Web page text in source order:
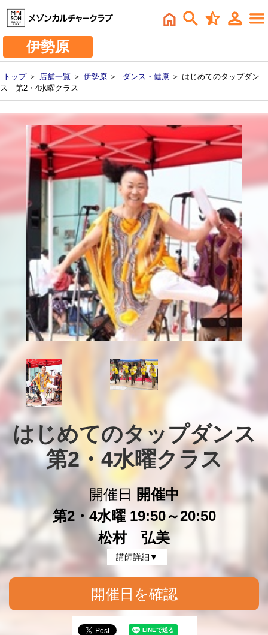
伊勢原
トップ＞ 店舗一覧 ＞ 伊勢原 ＞ ダンス・健康 ＞ はじめてのタップダン
ス 第2・4水曜クラス
はじめてのタップダンス
第2・4水曜クラス
開催日
開催中
第2・4水曜 19:50～20:50
松村 弘美
講師詳細▼
開催日を確認